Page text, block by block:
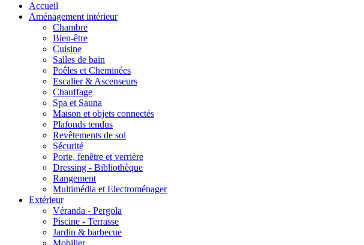
Accueil
Aménagement intérieur
Chambre
Bien-être
Cuisine
Salles de bain
Poêles et Cheminées
Escalier & Ascenseurs
Chauffage
Spa et Sauna
Maison et objets connectés
Plafonds tendus
Revêtements de sol
Sécurité
Porte, fenêtre et verrière
Dressing - Bibliothèque
Rangement
Multimédia et Electroménager
Extérieur
Véranda - Pergola
Piscine - Terrasse
Jardin & barbecue